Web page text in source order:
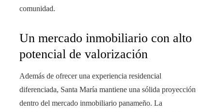
comunidad.
Un mercado inmobiliario con alto
potencial de valorización
Además de ofrecer una experiencia residencial
diferenciada, Santa María mantiene una sólida proyección
dentro del mercado inmobiliario panameño. La